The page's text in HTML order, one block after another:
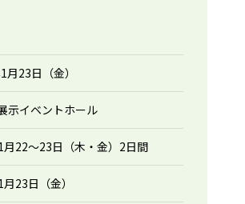
月23日（金）
示イベントホール
22～23日（木・金）2日間
23日（金）